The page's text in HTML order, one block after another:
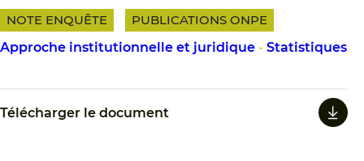
NOTE ENQUÊTE
PUBLICATIONS ONPE
Approche institutionnelle et juridique - Statistiques
Télécharger le document